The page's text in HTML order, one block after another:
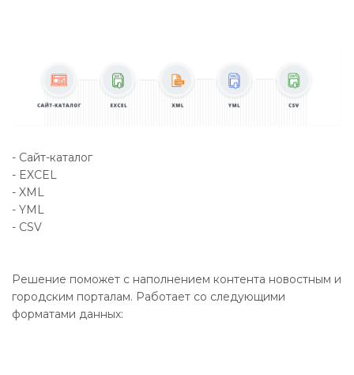
- Сайт-каталог
- EXCEL
- XML
- YML
- CSV
Решение поможет с наполнением контента новостным и
городским порталам. Работает со следующими
форматами данных: